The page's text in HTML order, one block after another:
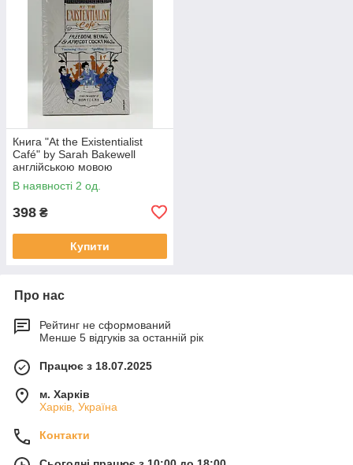
Книга "At the Existentialist
Café" by Sarah Bakewell
англійською мовою
В наявності 2 од.
398 ₴
Купити
Про нас
Рейтинг не сформований
Менше 5 відгуків за останній рік
Працює з 18.07.2025
м. Харків
Харків, Україна
Контакти